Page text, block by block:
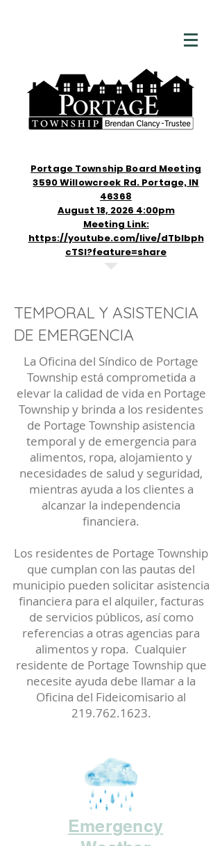
Portage Township Board Meeting
3590 Willowcreek Rd. Portage, IN
46368
August 18, 2026 4:00pm
Meeting Link:
https://youtube.com/live/dTblbph
cTSI?feature=share
TEMPORAL Y ASISTENCIA
DE EMERGENCIA
La Oficina del Síndico de Portage
Township está comprometida a
elevar la calidad de vida en Portage
Township y brinda a los residentes
de Portage Township asistencia
temporal y de emergencia para
alimentos, ropa, alojamiento y
necesidades de salud y seguridad,
mientras ayuda a los clientes a
alcanzar la independencia
financiera.
Los residentes de Portage Township
que cumplan con las pautas del
municipio pueden solicitar asistencia
financiera para el alquiler, facturas
de servicios públicos, así como
referencias a otras agencias para
alimentos y ropa. Cualquier
residente de Portage Township que
necesite ayuda debe llamar a la
Oficina del Fideicomisario al
219.762.1623.
Emergency